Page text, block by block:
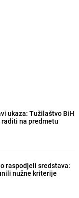
ukaza: Tužilaštvo BiH
na predmetu
raspodjeli sredstava:
nužne kriterije